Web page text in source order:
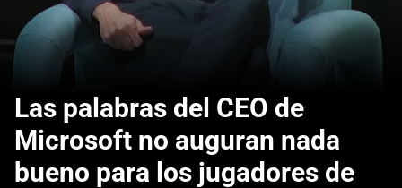
Las palabras del CEO de
Microsoft no auguran nada
bueno para los jugadores de